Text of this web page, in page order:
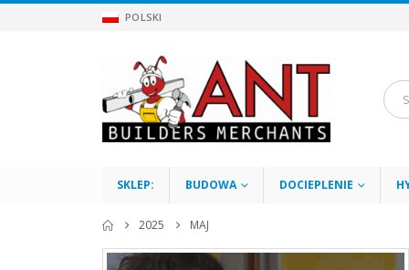
POLSKI
SKLEP: BUDOWA DOCIEPLENIE
2025 MAJ